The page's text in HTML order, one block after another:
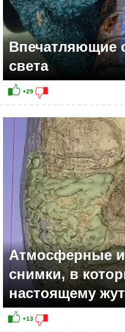
Впечатляющие
света
Атмосферные
снимки, в
настоящему